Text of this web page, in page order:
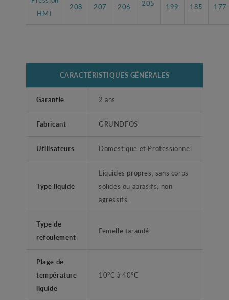
HMT
208 207 206 205 199 185 177
CARACTÉRISTIQUES GÉNÉRALES
Garantie 2 ans
Fabricant GRUNDFOS
Utilisateurs Domestique et Professionnel
Type liquide
Liquides propres, sans corps
solides ou abrasifs, non
agressifs.
Type de
refoulement
Femelle taraudé
Plage de
température
liquide
10°C à 40°C